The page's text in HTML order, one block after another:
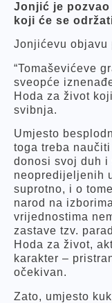
Jonjić je pozvao
koji će se
Jonjićevu objavu
“Tomaševićeve
sveopće
Hoda za život
svibnja.
Umjesto
toga treba
donosi svoj duh i
neopredijeljenih
suprotno, i o
narod na
vrijednostima
zastave tzv.
Hoda za život,
karakter –
očekivan.
Zato, umjesto